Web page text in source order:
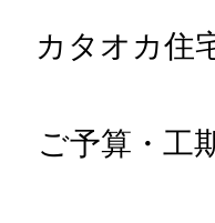
カタオカ住
ご予算・工